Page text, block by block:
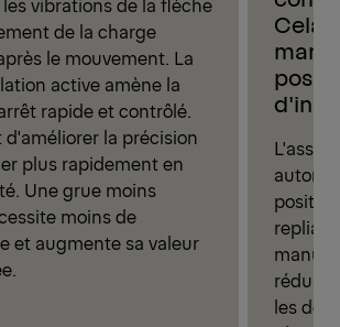
de la charge
le mouvement. La
active amène la
rapide et contrôlé.
d'améliorer la précision
plus rapidement en
Une grue moins
moins de
et augmente sa valeur
Cela
réduit
les